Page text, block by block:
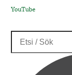
YouTube